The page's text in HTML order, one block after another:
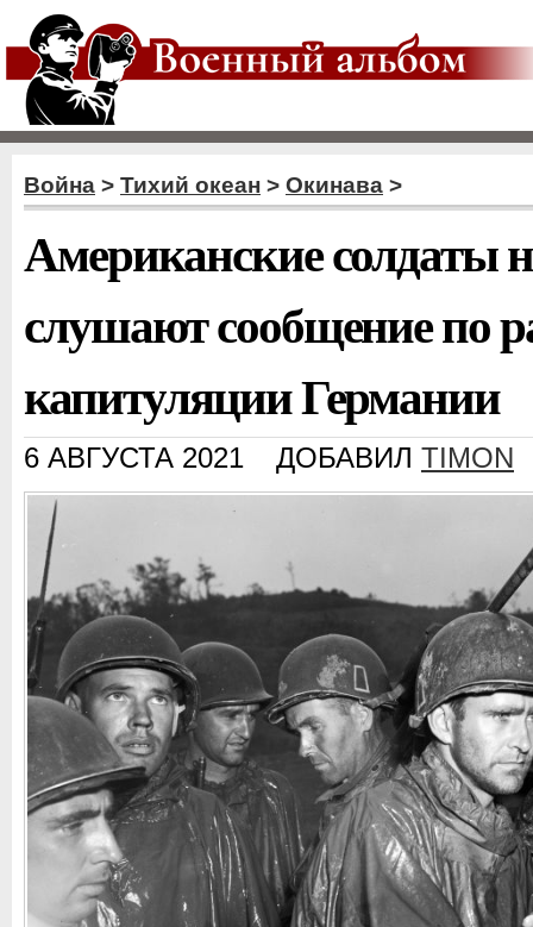
Война > Тихий океан > Окинава >
Американские солдаты
слушают сообщение по
капитуляции Германии
6 АВГУСТА 2021 ДОБАВИЛ TIMON